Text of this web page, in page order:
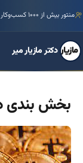
منتور بیش از ۱۰۰۰ کسب‌وکار ایرانی
دکتر مازیار میر
بخش بندی